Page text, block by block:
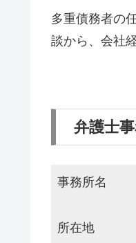
多重債務者の
談から、会社
弁護士
事務所名
所在地